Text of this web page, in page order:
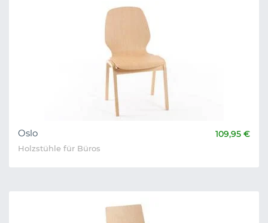
Oslo 109,95 €
Holzstühle für Büros